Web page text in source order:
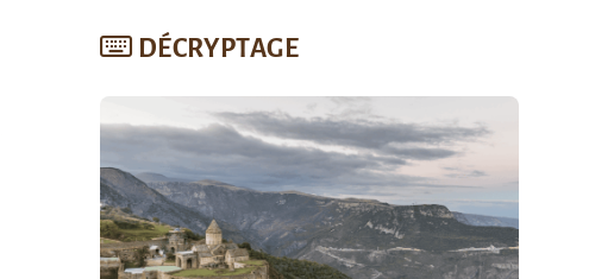
DÉCRYPTAGE